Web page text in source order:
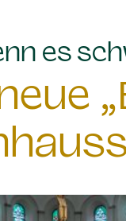
es